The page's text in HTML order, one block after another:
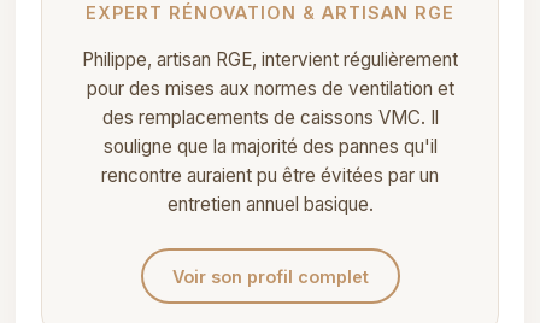
EXPERT RÉNOVATION & ARTISAN RGE
Philippe, artisan RGE, intervient régulièrement
pour des mises aux normes de ventilation et
des remplacements de caissons VMC. Il
souligne que la majorité des pannes qu'il
rencontre auraient pu être évitées par un
entretien annuel basique.
Voir son profil complet